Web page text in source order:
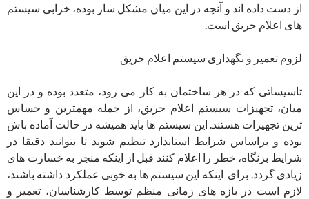
از دست داده اند و آنچه در این میان مشکل ساز بوده، خرابی سیستم
های اعلام حریق است.
لزوم تعمیر و نگهداری سیستم اعلام حریق
تاسیساتی که در هر ساختمان به کار می رود، متعدد بوده و در این
میان، تجهیزات سیستم اعلام حریق، از جمله مهمترین و حساس
ترین تجهیزات هستند. این سیستم ها باید همیشه در حالت آماده باش
بوده و براساس شرایط استاندارد تنظیم شوند تا بتوانند دقیقا در
شرایط بزنگاه، خطر را اعلام کنند قبل از اینکه منجر به خسارت های
زیادی گردد. برای اینکه این سیستم ها به خوبی عملکرد داشته باشند،
لازم است در بازه های زمانی منظم توسط کارشناسان، تعمیر و